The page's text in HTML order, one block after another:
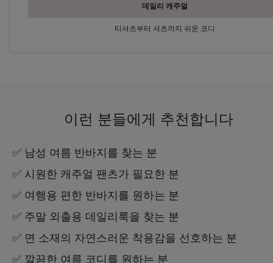
데일리 캐주얼
티셔츠부터 셔츠까지 쉬운 코디
이런 분들에게 추천합니다
✅ 남성 여름 반바지를 찾는 분
✅ 시원한 캐주얼 팬츠가 필요한 분
✅ 여행용 편한 반바지를 원하는 분
✅ 주말 외출용 데일리룩을 찾는 분
✅ 면 소재의 자연스러운 착용감을 선호하는 분
✅ 깔끔한 여름 코디를 원하는 분